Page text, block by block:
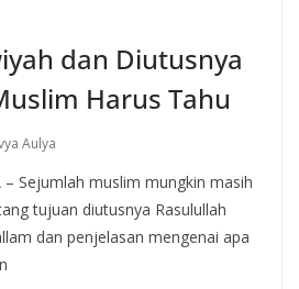
dan Diutusnya
Harus Tahu
Aulya
– Sejumlah muslim mungkin masih
tujuan diutusnya Rasulullah
dan penjelasan mengenai apa